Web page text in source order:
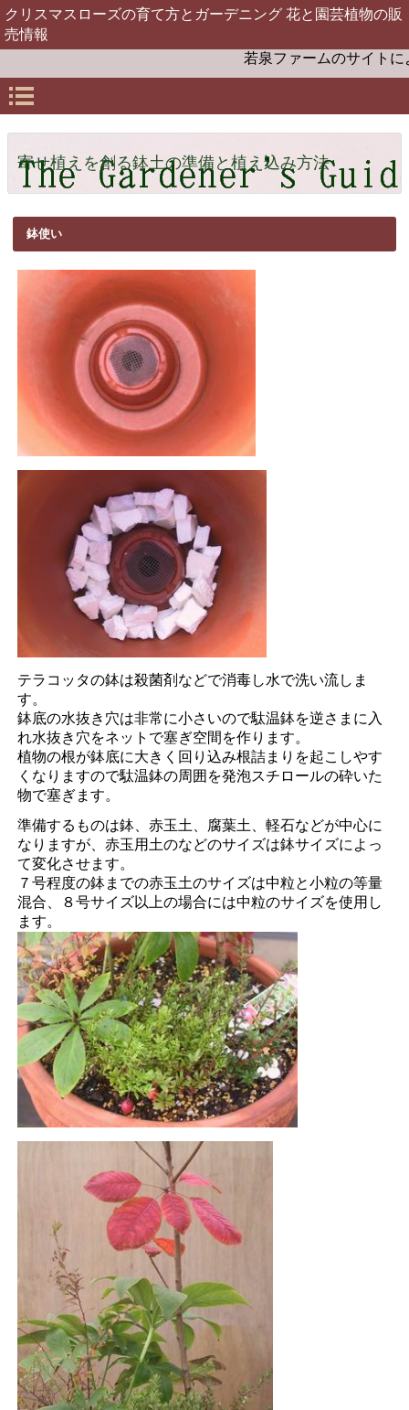
クリスマスローズの育て方とガーデニング 花と園芸植物の販
売情報
若泉ファームのサイトに
寄せ植えを創る鉢土の準備と植え込み方法
鉢使い
テラコッタの鉢は殺菌剤などで消毒し水で洗い流しま
す。
鉢底の水抜き穴は非常に小さいので駄温鉢を逆さまに入
れ水抜き穴をネットで塞ぎ空間を作ります。
植物の根が鉢底に大きく回り込み根詰まりを起こしやす
くなりますので駄温鉢の周囲を発泡スチロールの砕いた
物で塞ぎます。
準備するものは鉢、赤玉土、腐葉土、軽石などが中心に
なりますが、赤玉用土のなどのサイズは鉢サイズによっ
て変化させます。
７号程度の鉢までの赤玉土のサイズは中粒と小粒の等量
混合、８号サイズ以上の場合には中粒のサイズを使用し
ます。